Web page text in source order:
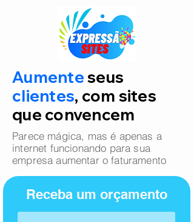
Aumenteseus
clientes, com sites
que convencem
Parece mágica, mas é apenas a
internet funcionando para sua
empresa aumentar o faturamento
Receba um orçamento